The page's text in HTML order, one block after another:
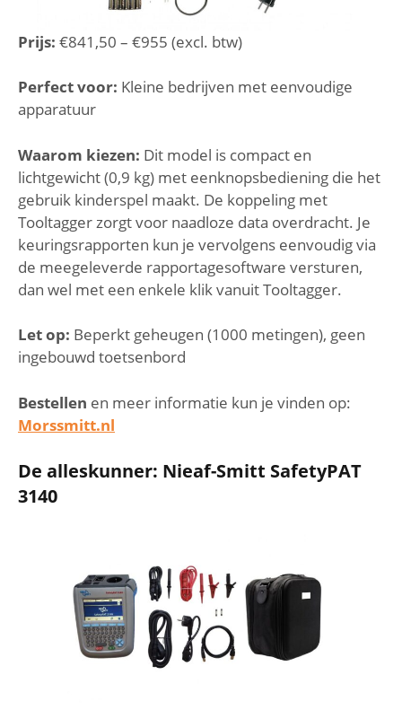
Prijs: €841,50 – €955 (excl. btw)
Perfect voor: Kleine bedrijven met eenvoudige
apparatuur
Waarom kiezen: Dit model is compact en
lichtgewicht (0,9 kg) met eenknopsbediening die het
gebruik kinderspel maakt. De koppeling met
Tooltagger zorgt voor naadloze data overdracht. Je
keuringsrapporten kun je vervolgens eenvoudig via
de meegeleverde rapportagesoftware versturen,
dan wel met een enkele klik vanuit Tooltagger.
Let op: Beperkt geheugen (1000 metingen), geen
ingebouwd toetsenbord
Bestellen en meer informatie kun je vinden op:
Morssmitt.nl
De alleskunner: Nieaf-Smitt SafetyPAT
3140